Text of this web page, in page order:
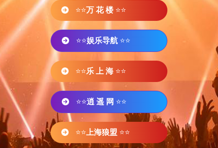
⭐⭐万 花 楼 ⭐⭐
⭐⭐娱乐导航 ⭐⭐
⭐⭐乐 上 海 ⭐⭐
⭐⭐逍 遥 网 ⭐⭐
⭐⭐ 上海狼盟 ⭐⭐